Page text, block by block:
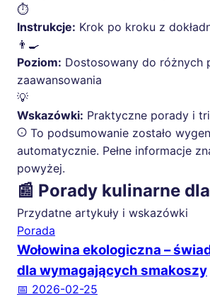
⏱️
Instrukcje: Krok po kroku z
👨‍🍳
Poziom: Dostosowany do różnych
zaawansowania
💡
Wskazówki: Praktyczne porady i
To podsumowanie zostało
automatycznie. Pełne informacje
powyżej.
📰 Porady kulinarne
Przydatne artykuły i wskazówki
Porada
Wołowina ekologiczna –
dla wymagających smakoszy
📅 2026-02-25